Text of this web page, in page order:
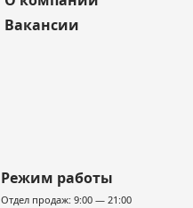
Вакансии
Режим работы
Отдел продаж: 9:00 — 21:00